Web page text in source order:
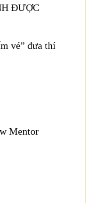
ĐƯỢC
vé” đưa thí
Mentor